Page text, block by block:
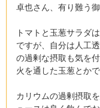
卓也さん、有り難う御
トマトと玉葱サラダ
ですが、自分は人工
の過剰な摂取も気を
火を通した玉葱とか
カリウムの過剰摂取